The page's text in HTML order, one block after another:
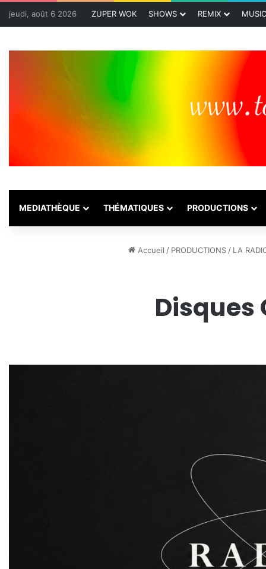
jeudi, août 6 2026 ZUPER WOK SHOWS REMIX MUSIC
MEDIATHÈQUE THÉMATIQUES PRODUCTIONS
Accueil / PRODUCTIONS / LA
Disques